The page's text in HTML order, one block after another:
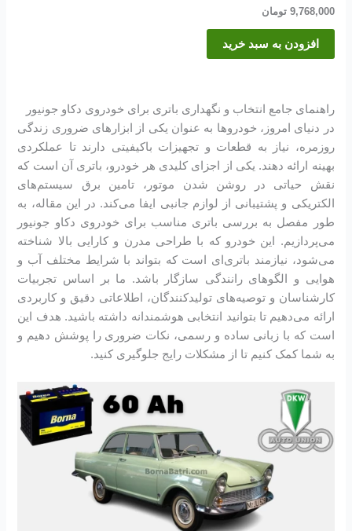
9,768,000 تومان
افزودن به سبد خرید
راهنمای جامع انتخاب و نگهداری باتری برای خودروی دکاو جونیور
در دنیای امروز، خودروها به عنوان یکی از ابزارهای ضروری زندگی
روزمره، نیاز به قطعات و تجهیزات باکیفیتی دارند تا عملکردی
بهینه ارائه دهند. یکی از اجزای کلیدی هر خودرو، باتری آن است که
نقش حیاتی در روشن شدن موتور، تامین برق سیستم‌های
الکتریکی و پشتیبانی از لوازم جانبی ایفا می‌کند. در این مقاله، به
طور مفصل به بررسی باتری مناسب برای خودروی دکاو جونیور
می‌پردازیم. این خودرو که با طراحی مدرن و کارایی بالا شناخته
می‌شود، نیازمند باتری‌ای است که بتواند با شرایط مختلف آب و
هوایی و الگوهای رانندگی سازگار باشد. ما بر اساس تجربیات
کارشناسان و توصیه‌های تولیدکنندگان، اطلاعاتی دقیق و کاربردی
ارائه می‌دهیم تا بتوانید انتخابی هوشمندانه داشته باشید. هدف این
است که با زبانی ساده و رسمی، نکات ضروری را پوشش دهیم و
به شما کمک کنیم تا از مشکلات رایج جلوگیری کنید.